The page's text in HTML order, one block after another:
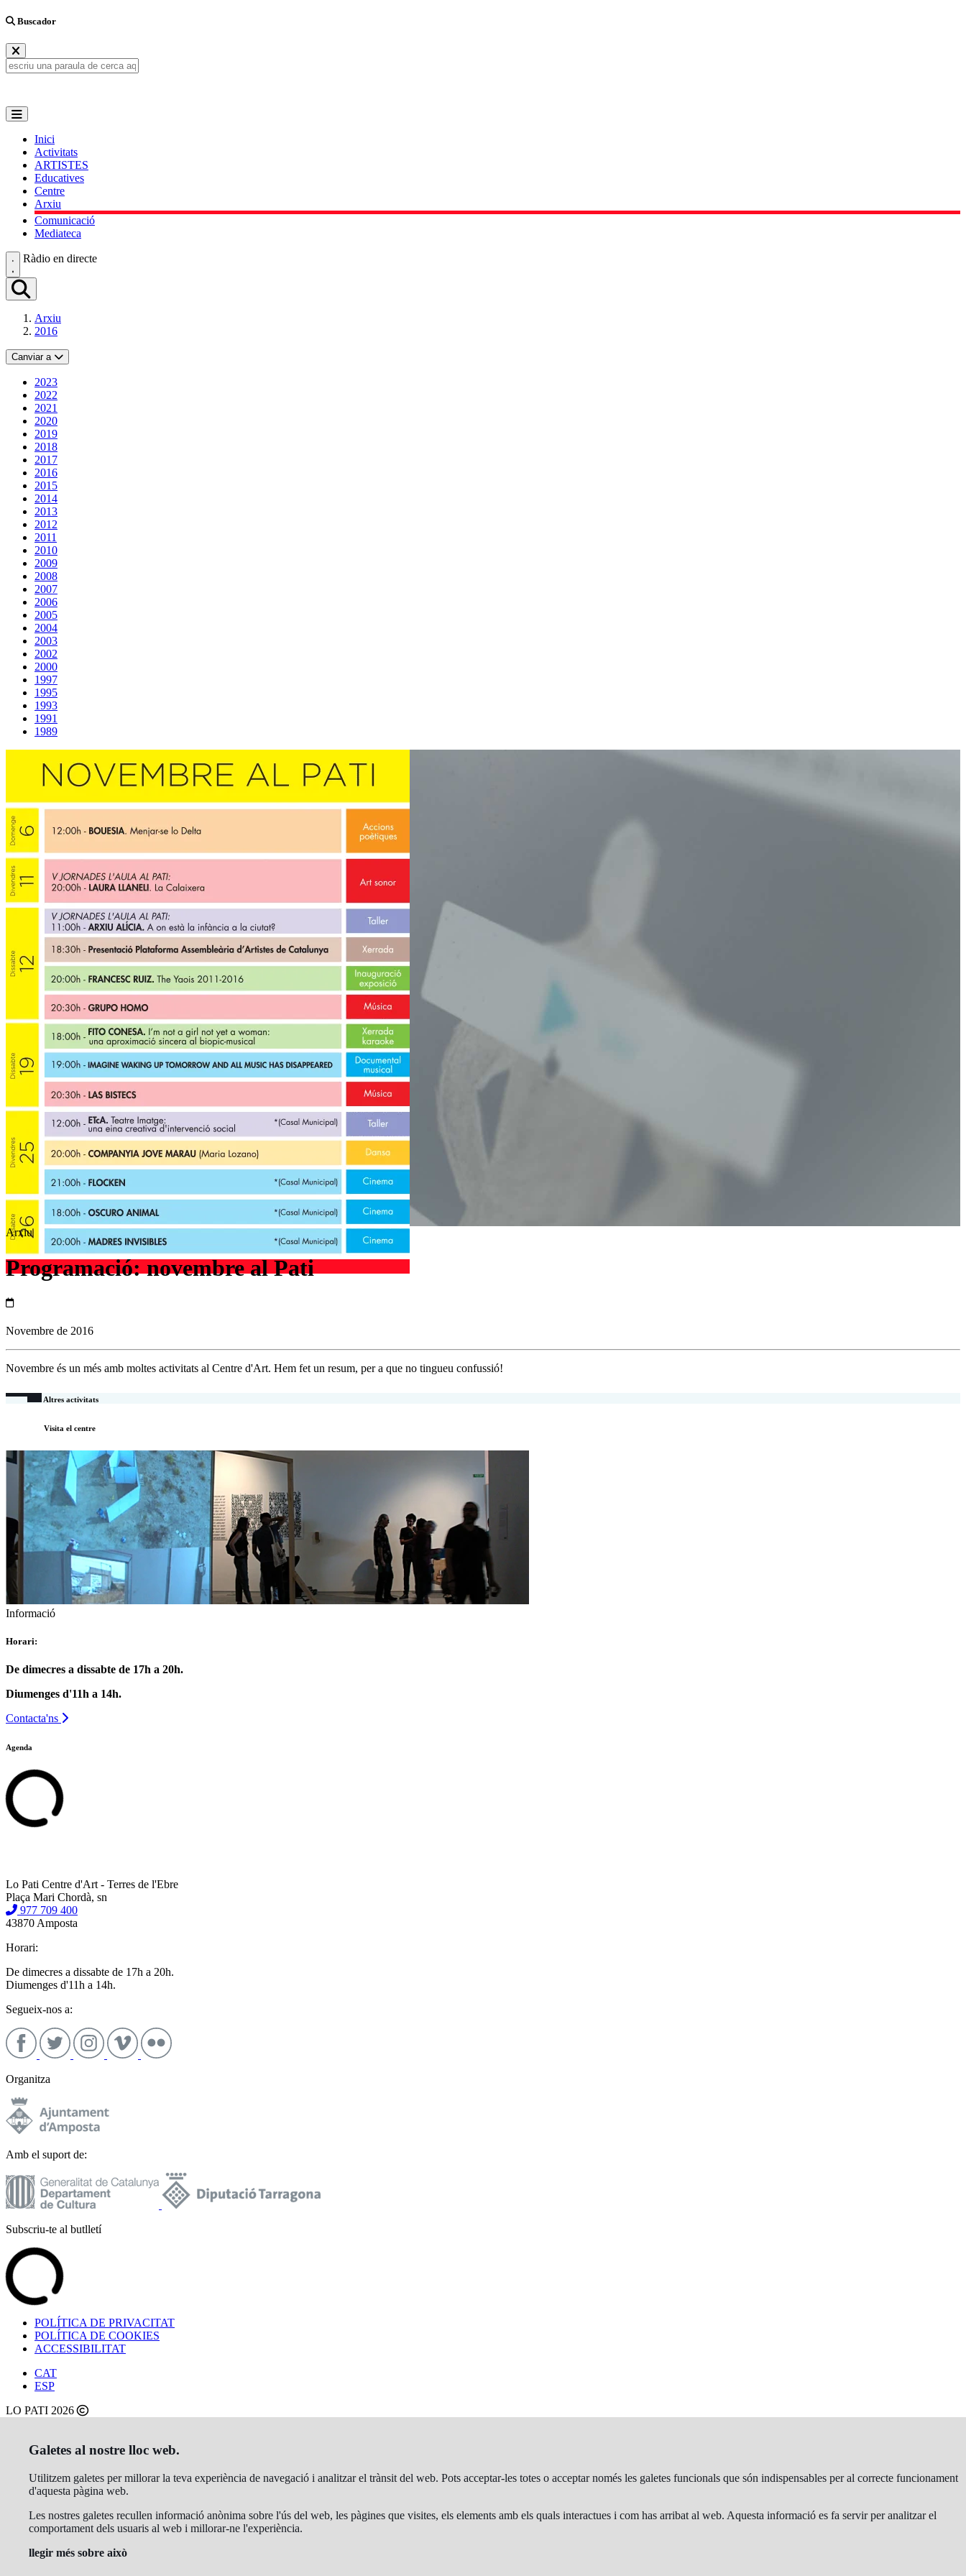
Buscador
Inici
Activitats
ARTISTES
Educatives
Centre
Arxiu
Comunicació
Mediateca
Ràdio en directe
Arxiu
2016
Canviar a
2023
2022
2021
2020
2019
2018
2017
2016
2015
2014
2013
2012
2011
2010
2009
2008
2007
2006
2005
2004
2003
2002
2000
1997
1995
1993
1991
1989
Arxiu
Programació: novembre al Pati
Novembre de 2016
Novembre és un més amb moltes activitats al Centre d'Art. Hem fet un resum, per a que no tingueu confussió!
Altres activitats
Visita el centre
Informació
Horari:
De dimecres a dissabte de 17h a 20h.
Diumenges d'11h a 14h.
Contacta'ns
Agenda
Lo Pati Centre d'Art - Terres de l'Ebre
Plaça Mari Chordà, sn
977 709 400
43870 Amposta
Horari:
De dimecres a dissabte de 17h a 20h.
Diumenges d'11h a 14h.
Segueix-nos a:
Organitza
Amb el suport de:
Subscriu-te al butlletí
POLÍTICA DE PRIVACITAT
POLÍTICA DE COOKIES
ACCESSIBILITAT
CAT
ESP
LO PATI 2026
Galetes al nostre lloc web.
Utilitzem galetes per millorar la teva experiència de navegació i analitzar el trànsit del web. Pots acceptar-les totes o acceptar només les galetes funcionals que són indispensables per al correcte funcionament
d'aquesta pàgina web.
Les nostres galetes recullen informació anònima sobre l'ús del web, les pàgines que visites, els elements amb els quals interactues i com has arribat al web. Aquesta informació es fa servir per analitzar el
comportament dels usuaris al web i millorar-ne l'experiència.
llegir més sobre això